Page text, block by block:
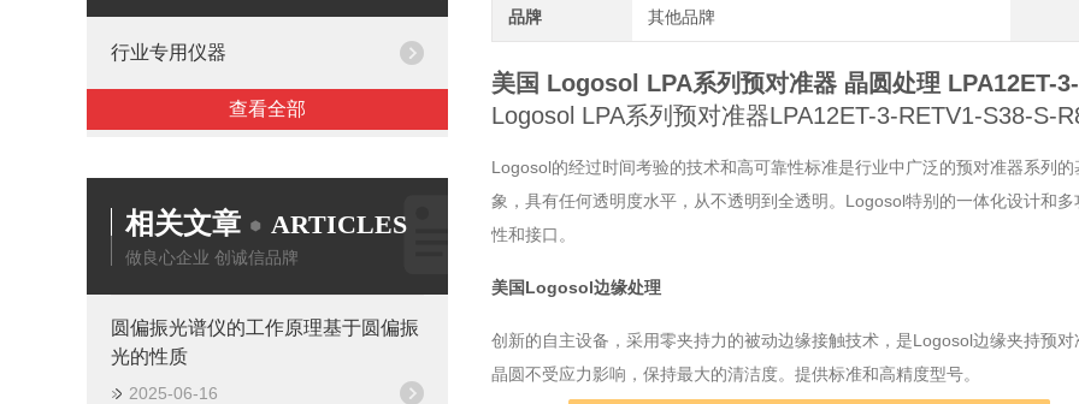
行业专用仪器
查看全部
相关文章 ARTICLES
做良心企业 创诚信品牌
圆偏振光谱仪的工作原理基于圆偏振
光的性质
2025-06-16
品牌 其他品牌
美国 Logosol LPA系列预对准器 晶圆处理 LPA12ET-
Logosol LPA系列预对准器LPA12ET-3-RETV1-S38-S-
Logosol的经过时间考验的技术和高可靠性标准是行业中广泛的预对准器系列
象，具有任何透明度水平，从不透明到全透明。Logosol特别的一体化设计和
性和接口。
美国Logosol边缘处理
创新的自主设备，采用零夹持力的被动边缘接触技术，是Logosol边缘夹持预
晶圆不受应力影响，保持最大的清洁度。提供标准和高精度型号。